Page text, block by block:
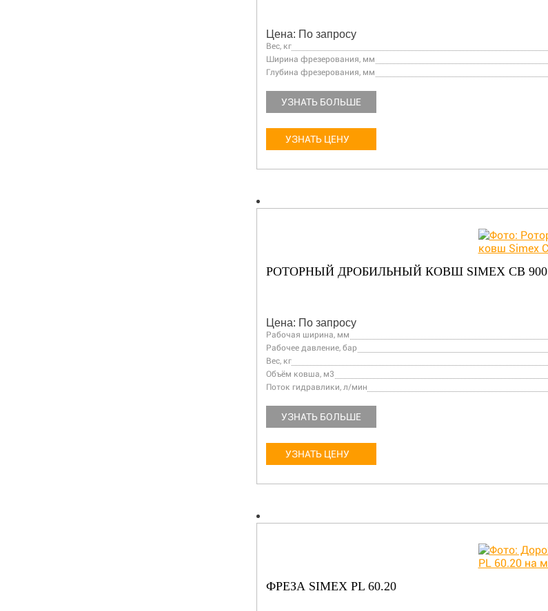
Цена: По запросу
Вес, кг
Ширина фрезерования, мм
Глубина фрезерования, мм
УЗНАТЬ БОЛЬШЕ
УЗНАТЬ ЦЕНУ
РОТОРНЫЙ ДРОБИЛЬНЫЙ КОВШ SIMEX CB 900
Цена: По запросу
Рабочая ширина, мм
Рабочее давление, бар
Вес, кг
Объём ковша, м3
Поток гидравлики, л/мин
УЗНАТЬ БОЛЬШЕ
УЗНАТЬ ЦЕНУ
ФРЕЗА SIMEX PL 60.20